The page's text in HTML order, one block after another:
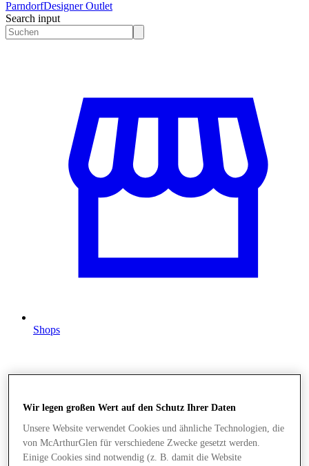
ParndorfDesigner Outlet
Search input
Shops
Wir legen großen Wert auf den Schutz Ihrer Daten
Unsere Website verwendet Cookies und ähnliche Technologien, die
von McArthurGlen für verschiedene Zwecke gesetzt werden.
Einige Cookies sind notwendig (z. B. damit die Website